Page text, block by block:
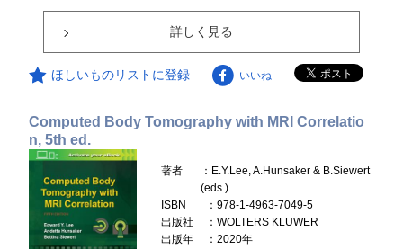
詳しく見る
ほしいものリストに登録 いいね
Computed Body Tomography with MRI Correlatio
n, 5th ed.
著者
：E.Y.Lee, A.Hunsaker & B.Siewert
(eds.)
ISBN
：978-1-4963-7049-5
出版社
：WOLTERS KLUWER
出版年
：2020年